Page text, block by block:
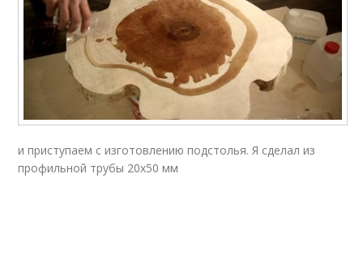
и приступаем с изготовлению подстолья. Я сделал из
профильной трубы 20х50 мм